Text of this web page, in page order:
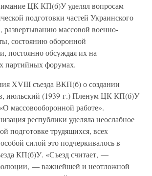
ЦК КП(б)У уделял вопросам
подготовки частей Украинского
развертыванию массовой военно-
состоянию оборонной
постоянно обсуждая их на
партийных форумах.
XVIII съезда ВКП(б) о создании
июльский (1939 г.) Пленум ЦК КП(б)У
массовооборонной работе».
республики уделяла неослабное
подготовке трудящихся, всех
силой это подчеркивалось в
КП(б)У. «Съезд считает, —
— важнейшей и неотложной